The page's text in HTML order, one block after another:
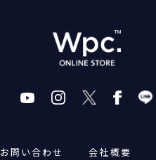
お問い合わせ 会社概要